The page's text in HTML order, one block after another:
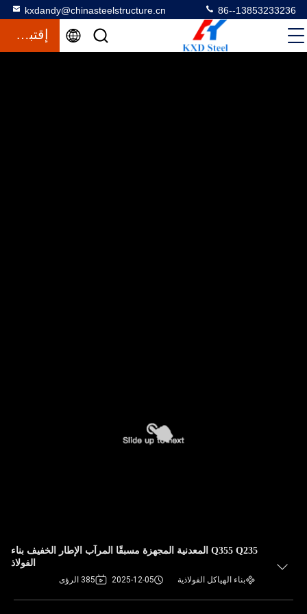
kxdandy@chinasteelstructure.cn 86--13853233236
إقتباس
Q355 Q235 المعدنية المجهزة مسبقًا المرآب الإطار الخفيف بناء
الفولاذ
بناء الهياكل الفولاذية 2025-12-05 385 الرؤى